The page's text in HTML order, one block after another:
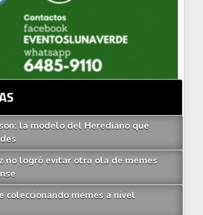
la modelo del Herediano que
no logró evitar otra ola de memes
coleccionando memes a nivel